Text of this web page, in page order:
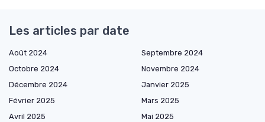
Les articles par date
Août 2024
Septembre 2024
Octobre 2024
Novembre 2024
Décembre 2024
Janvier 2025
Février 2025
Mars 2025
Avril 2025
Mai 2025